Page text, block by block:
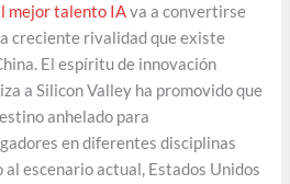
mejor talento IAva a convertirse
creciente rivalidad que existe
El espíritu de innovación
a Silicon Valley ha promovido que
anhelado para
en diferentes disciplinas
escenario actual, Estados Unidos